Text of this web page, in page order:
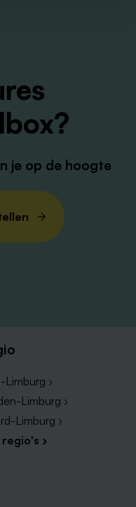
je op de hoogte
Limburg ›
Limburg ›
Limburg ›
›